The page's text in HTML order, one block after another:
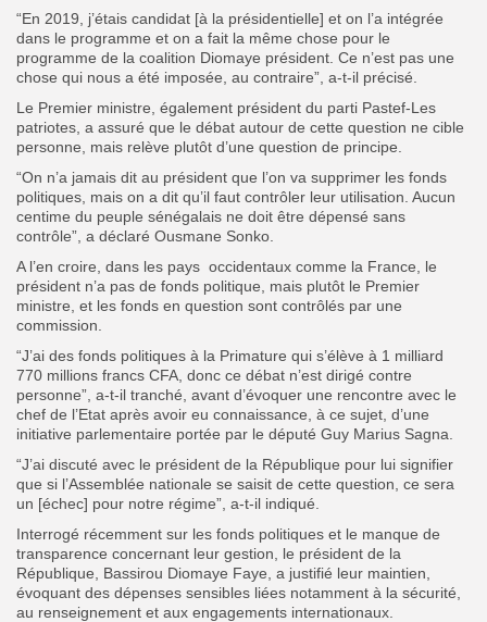
“En 2019, j’étais candidat [à la présidentielle] et on l’a intégrée
dans le programme et on a fait la même chose pour le
programme de la coalition Diomaye président. Ce n’est pas une
chose qui nous a été imposée, au contraire”, a-t-il précisé.
Le Premier ministre, également président du parti Pastef-Les
patriotes, a assuré que le débat autour de cette question ne cible
personne, mais relève plutôt d’une question de principe.
“On n’a jamais dit au président que l’on va supprimer les fonds
politiques, mais on a dit qu’il faut contrôler leur utilisation. Aucun
centime du peuple sénégalais ne doit être dépensé sans
contrôle”, a déclaré Ousmane Sonko.
A l’en croire, dans les pays occidentaux comme la France, le
président n’a pas de fonds politique, mais plutôt le Premier
ministre, et les fonds en question sont contrôlés par une
commission.
“J’ai des fonds politiques à la Primature qui s’élève à 1 milliard
770 millions francs CFA, donc ce débat n’est dirigé contre
personne”, a-t-il tranché, avant d’évoquer une rencontre avec le
chef de l’Etat après avoir eu connaissance, à ce sujet, d’une
initiative parlementaire portée par le député Guy Marius Sagna.
“J’ai discuté avec le président de la République pour lui signifier
que si l’Assemblée nationale se saisit de cette question, ce sera
un [échec] pour notre régime”, a-t-il indiqué.
Interrogé récemment sur les fonds politiques et le manque de
transparence concernant leur gestion, le président de la
République, Bassirou Diomaye Faye, a justifié leur maintien,
évoquant des dépenses sensibles liées notamment à la sécurité,
au renseignement et aux engagements internationaux.